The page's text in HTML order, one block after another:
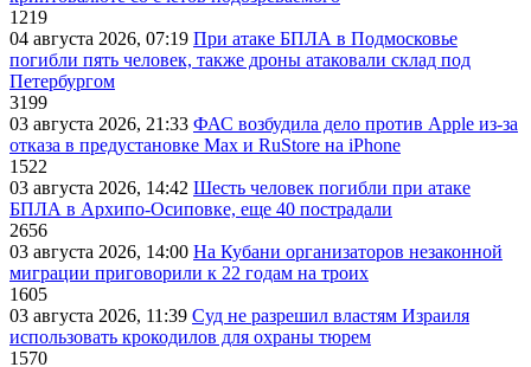
1219
04 августа 2026, 07:19 При атаке БПЛА в Подмосковье
погибли пять человек, также дроны атаковали склад под
Петербургом
3199
03 августа 2026, 21:33 ФАС возбудила дело против Apple из-за
отказа в предустановке Max и RuStore на iPhone
1522
03 августа 2026, 14:42 Шесть человек погибли при атаке
БПЛА в Архипо-Осиповке, еще 40 пострадали
2656
03 августа 2026, 14:00 На Кубани организаторов незаконной
миграции приговорили к 22 годам на троих
1605
03 августа 2026, 11:39 Суд не разрешил властям Израиля
использовать крокодилов для охраны тюрем
1570